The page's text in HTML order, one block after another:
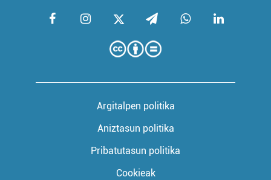
Argitalpen politika
Aniztasun politika
Pribatutasun politika
Cookieak